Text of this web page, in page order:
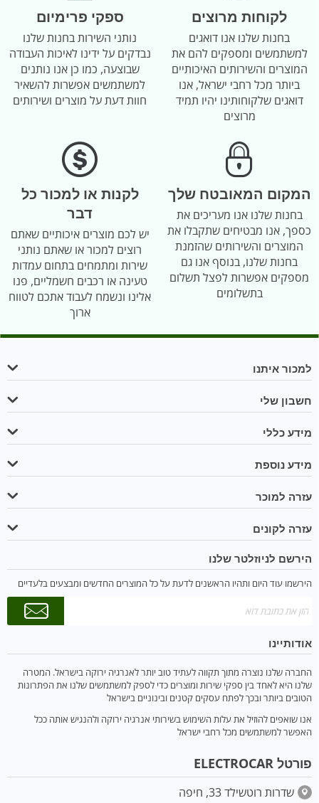
לקוחות מרוצים
בחנות שלנו אנו דואגים
למשתמשים ומספקים להם את
המוצרים והשירותים האיכותיים
ביותר מכל רחבי ישראל, אנו
דואגים שלקוחותינו יהיו תמיד
מרוצים
ספקי פרימיום
נותני השירות בחנות שלנו
נבדקים על ידינו לאיכות העבודה
שבוצעה, כמו כן אנו נותנים
למשתמשים אפשרות להשאיר
חוות דעת על מוצרים ושירותים
המקום המאובטח שלך
בחנות שלנו אנו מעריכים את
כספך, אנו מבטיחים שתקבלו את
המוצרים והשירותים שהזמנת
בחנות שלנו, בנוסף אנו גם
מספקים אפשרות לפצל תשלום
בתשלומים
לקנות או למכור כל
דבר
יש לכם מוצרים איכותיים שאתם
רוצים למכור או שאתם נותני
שירות ומתמחים בתחום עמדות
טעינה או רכבים חשמליים, פנו
אלינו ונשמח לעבוד אתכם לטווח
ארוך
למכור איתנו
חשבון שלי
מידע כללי
מידע נוספת
עזרה למוכר
עזרה לקונים
הירשם לניוזלטר שלנו
הירשמו עוד היום ותהיו הראשנים לדעת על כל המוצרים החדשים ומבצעים בלעדיים
אודותיינו
החברה שלנו נוצרה מתוך תקווה לעתיד טוב יותר לאנרגיה ירוקה בישראל. המטרה
שלנו היא לאחד בין ספקי שירות ומוצרים כדי לספק למשתמשים שלנו את הפתרונות
הטובים ביותר ובכך לפתח עסקים קטנים ובינוניים בישראל
אנו שואפים להוזיל את עלות השימוש בשירותי אנרגיה ירוקה ולהנגיש אותה ככל
האפשר למשתמשים מכל רחבי ישראל
פורטל ELECTROCAR
שדרות רוטשילד 33, חיפה